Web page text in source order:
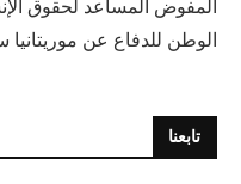
المفوض المساعد لحقوق
الوطن للدفاع عن
تابعنا